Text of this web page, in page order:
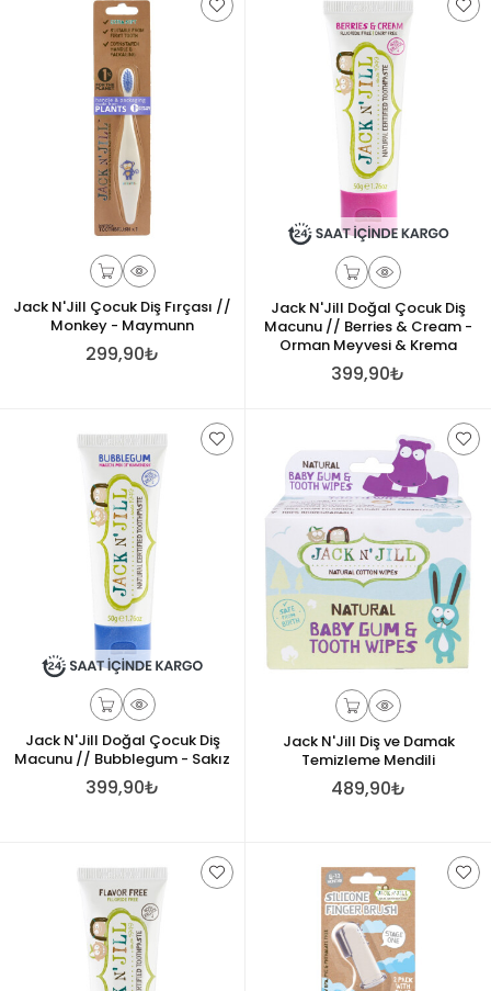
Jack N'Jill Çocuk Diş Fırçası //
Monkey - Maymunn
299,90₺
Jack N'Jill Doğal Çocuk Diş
Macunu // Berries & Cream -
Orman Meyvesi & Krema
399,90₺
Jack N'Jill Doğal Çocuk Diş
Macunu // Bubblegum - Sakız
399,90₺
Jack N'Jill Diş ve Damak
Temizleme Mendili
489,90₺